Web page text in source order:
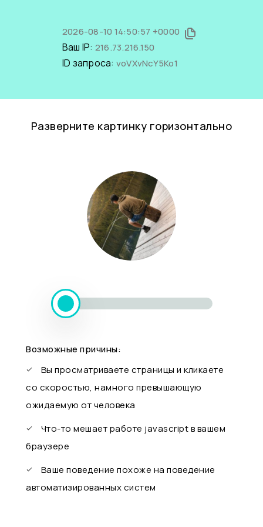
2026-08-10 14:50:57 +0000
Ваш IP: 216.73.216.150
ID запроса: voVXvNcY5Ko1
Разверните картинку горизонтально
Возможные причины:
Вы просматриваете страницы и кликаете
со скоростью, намного превышающую
ожидаемую от человека
Что-то мешает работе javascript в вашем
браузере
Ваше поведение похоже на поведение
автоматизированных систем